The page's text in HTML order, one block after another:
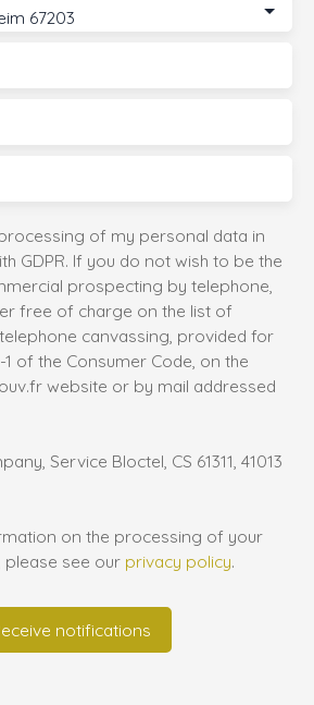
67203
of my personal data in
GDPR. If you do not wish to be the
prospecting by telephone,
free of charge on the list of
canvassing, provided for
1 of the Consumer Code, on the
website or by mail addressed
Service Bloctel, CS 61311, 41013
on the processing of your
see our privacy policy.
notifications